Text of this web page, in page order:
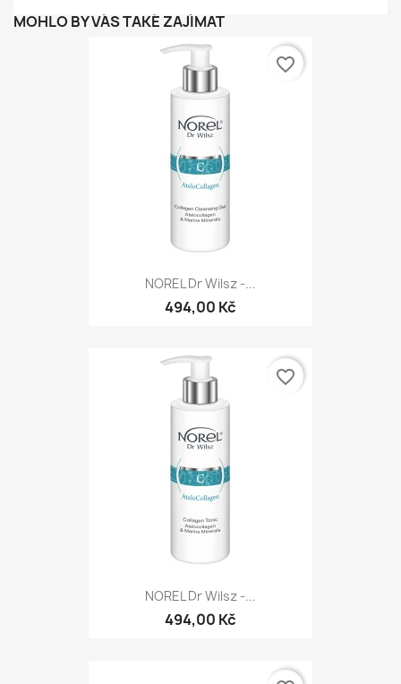
MOHLO BY VÁS TAKÉ ZAJÍMAT
NOREL Dr Wilsz -...
494,00 Kč
favorite_border
NOREL Dr Wilsz -...
494,00 Kč
favorite_border